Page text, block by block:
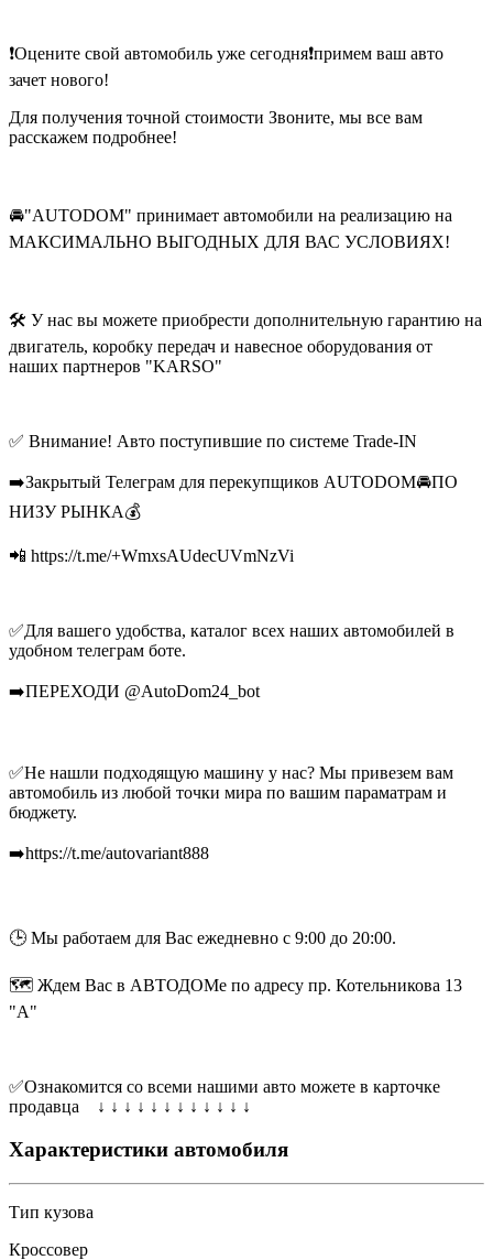
❗️Оцените свой автомобиль уже сегодня❗️примем ваш авто
зачет нового!
Для получения точной стоимости Звоните, мы все вам
расскажем подробнее!
🚘"AUTODOM" принимает автомобили на реализацию на
МАКСИМАЛЬНО ВЫГОДНЫХ ДЛЯ ВАС УСЛОВИЯХ!
🛠 У нас вы можете приобрести дополнительную гарантию на
двигатель, коробку передач и навесное оборудования от
наших партнеров "KARSO"
✅ Внимание! Авто поступившие по системе Trade-IN
➡️Закрытый Телеграм для перекупщиков AUTODOM🚘ПО
НИЗУ РЫНКА💰
📲 https://t.me/+WmxsAUdecUVmNzVi
✅Для вашего удобства, каталог всех наших автомобилей в
удобном телеграм боте.
➡️ПЕРЕХОДИ @AutoDom24_bot
✅Не нашли подходящую машину у нас? Мы привезем вам
автомобиль из любой точки мира по вашим параматрам и
бюджету.
➡️https://t.me/autovariant888
🕒 Мы работаем для Вас ежедневно с 9:00 до 20:00.
🗺 Ждем Вас в АВТОДОМе по адресу пр. Котельникова 13
"А"
✅Ознакомится со всеми нашими авто можете в карточке
продавца ↓ ↓ ↓ ↓ ↓ ↓ ↓ ↓ ↓ ↓ ↓ ↓
Характеристики автомобиля
Тип кузова
Кроссовер